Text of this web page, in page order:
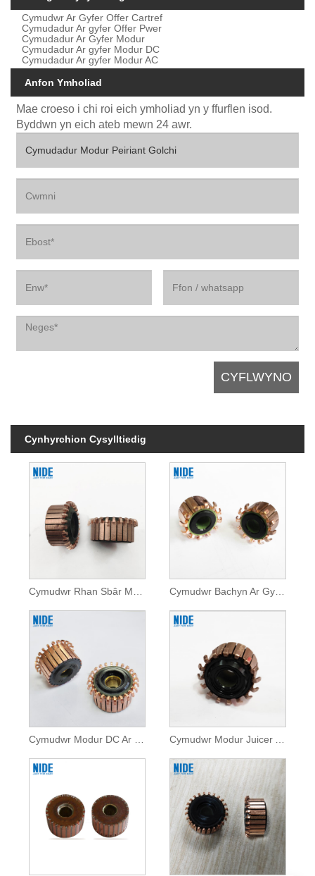
Cymudwr Ar Gyfer Offer Cartref
Cymudadur Ar gyfer Offer Pwer
Cymudadur Ar Gyfer Modur
Cymudadur Ar gyfer Modur DC
Cymudadur Ar gyfer Modur AC
Anfon Ymholiad
Mae croeso i chi roi eich ymholiad yn y ffurflen isod.
Byddwn yn eich ateb mewn 24 awr.
Cynhyrchion Cysylltiedig
Cymudwr Rhan Sbâr Modur Ar gyfer Offer Cartref Cymudwr Bachyn Ar Gyfer Offer Cartref
Cymudwr Modur DC Ar gyfer Peiriannau Cartref Cymudwr Modur Juicer Ar Gyfer Offer Cartref